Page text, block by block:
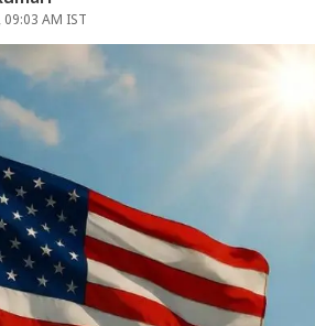
09:03 AM IST